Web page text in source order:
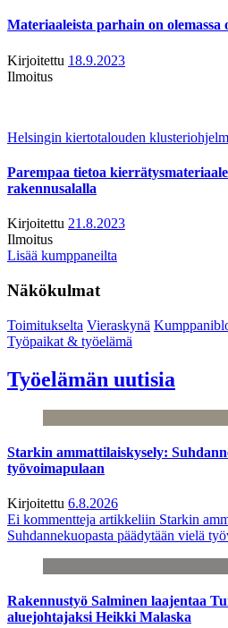
Materiaaleista parhain on olemassa
Kirjoitettu 18.9.2023
Ilmoitus
Helsingin kiertotalouden
Parempaa tietoa
rakennusalalla
Kirjoitettu 21.8.2023
Ilmoitus
Lisää kumppaneilta
Näkökulmat
Toimitukselta Vieraskynä
Työpaikat & työelämä
Työelämän uutisia
Starkin ammattilaiskysely:
työvoimapulaan
Kirjoitettu 6.8.2026
Ei kommentteja artikkeliin Starkin
Suhdannekuopasta päädytään vielä
Rakennustyö Salminen laajentaa
aluejohtajaksi Heikki Malaska